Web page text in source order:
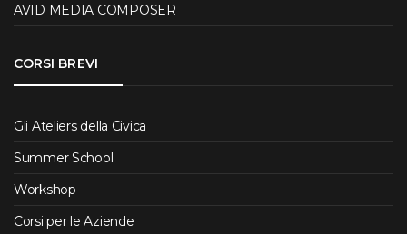
AVID MEDIA COMPOSER
CORSI BREVI
Gli Ateliers della Civica
Summer School
Workshop
Corsi per le Aziende